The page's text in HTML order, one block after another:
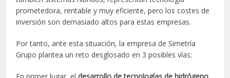
prometedora, rentable y muy eficiente, pero los costes de
inversión son demasiado altos para estas empresas.
Por tanto, ante esta situación, la empresa de Simetría
Grupo plantea un reto desglosado en 3 posibles vías: